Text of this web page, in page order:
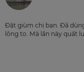
Đặt giùm chị bạn. Đã
lông to. Mà lần này quất